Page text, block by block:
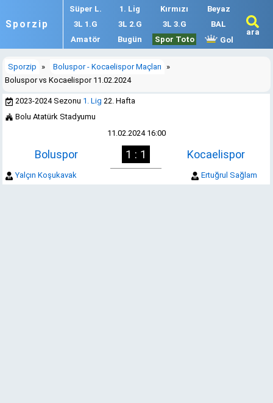
Sporzip
Süper L. 1. Lig Kırmızı
Beyaz
3L 1.G
3L 2.G 3L 3.G
BAL
Amatör
Bugün Spor Toto Gol
ara
Sporzip » Boluspor - Kocaelispor Maçları
»
Boluspor vs Kocaelispor 11.02.2024
2023-2024 Sezonu 1. Lig 22. Hafta
Bolu Atatürk Stadyumu
11.02.2024 16:00
Boluspor 1 : 1 Kocaelispor
Yalçın Koşukavak Ertuğrul Sağlam